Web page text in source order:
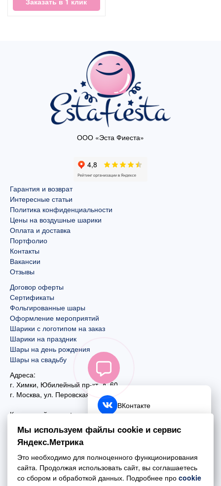
ООО «Эста Фиеста»
Гарантия и возврат
Интересные статьи
Политика конфиденциальности
Цены на воздушные шарики
Оплата и доставка
Портфолио
Контакты
Вакансии
Отзывы
Договор оферты
Сертификаты
Фольгированные шары
Оформление мероприятий
Шарики с логотипом на заказ
Шарики на праздник
Шары на день рождения
Шары на свадьбу
Адреса:
г. Химки, Юбилейный пр-кт, д. 60
г. Москва, ул. Перовская, д. 59
Контактный номер:
+7 (495) 970-44-75
Почта:
mail@esta-fiesta.ru
Режим работы интернет-магазина:
ВКонтакте
Telegram
Обратный звонок
Мы используем файлы cookie и сервис
Яндекс.Метрика
Это необходимо для полноценного функционирования
сайта. Продолжая использовать сайт, вы соглашаетесь
со сбором и обработкой данных. Подробнее про cookie